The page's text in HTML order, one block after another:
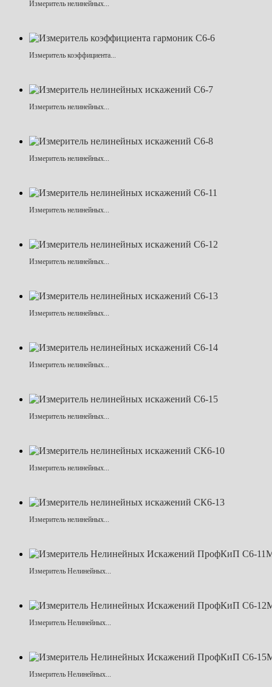
Измеритель нелинейных...
Измеритель коэффициента...
Измеритель нелинейных...
Измеритель нелинейных...
Измеритель нелинейных...
Измеритель нелинейных...
Измеритель нелинейных...
Измеритель нелинейных...
Измеритель нелинейных...
Измеритель нелинейных...
Измеритель нелинейных...
Измеритель Нелинейных...
Измеритель Нелинейных...
Измеритель Нелинейных...